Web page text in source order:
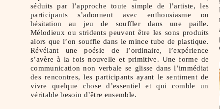
séduits par l’approche toute simple de l’artiste, les
participants s’adonnent avec enthousiasme ou
hésitation au jeu de souffler dans une paille.
Mélodieux ou stridents peuvent être les sons produits
alors que l’on souffle dans le mince tube de plastique.
Révélant une poésie de l’ordinaire, l’expérience
s’avère à la fois nouvelle et primitive. Une forme de
communication non verbale se glisse dans l’immédiat
des rencontres, les participants ayant le sentiment de
vivre quelque chose d’essentiel et qui comble un
véritable besoin d’être ensemble.